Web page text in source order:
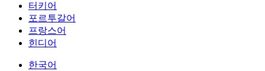
터키어
포르투갈어
프랑스어
힌디어
한국어